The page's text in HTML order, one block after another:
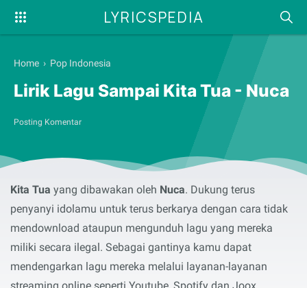
LYRICSPEDIA
Home › Pop Indonesia
Lirik Lagu Sampai Kita Tua - Nuca
Posting Komentar
Selamat membaca serta menyanyikan lirik lagu
Sampai
Kita Tua yang dibawakan oleh Nuca. Dukung terus
penyanyi idolamu untuk terus berkarya dengan cara tidak
mendownload ataupun mengunduh lagu yang mereka
miliki secara ilegal. Sebagai gantinya kamu dapat
mendengarkan lagu mereka melalui layanan-layanan